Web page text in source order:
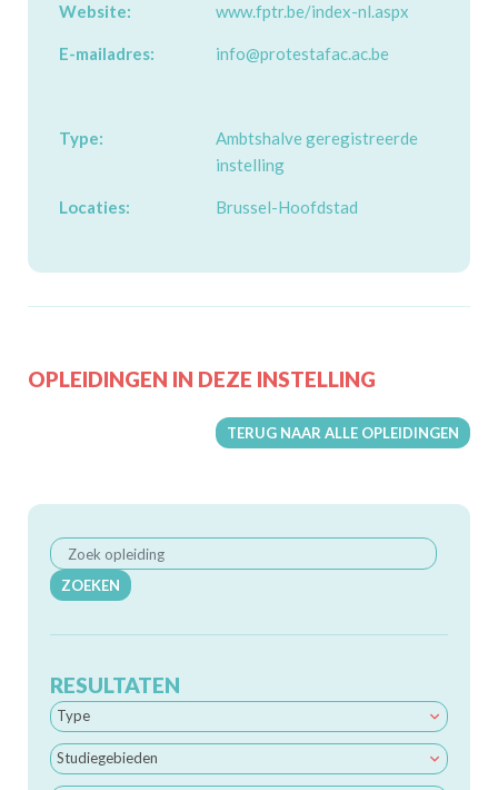
Website: www.fptr.be/index-nl.aspx
E-mailadres: info@protestafac.ac.be
Type:
Ambtshalve geregistreerde
instelling
Locaties: Brussel-Hoofdstad
OPLEIDINGEN IN DEZE INSTELLING
TERUG NAAR ALLE OPLEIDINGEN
ZOEKEN
RESULTATEN
Type
Studiegebieden